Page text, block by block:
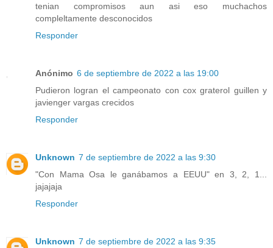
tenian compromisos aun asi eso muchachos
compleltamente desconocidos
Responder
Anónimo 6 de septiembre de 2022 a las 19:00
Pudieron logran el campeonato con cox graterol guillen y
javienger vargas crecidos
Responder
Unknown 7 de septiembre de 2022 a las 9:30
"Con Mama Osa le ganábamos a EEUU" en 3, 2, 1...
jajajaja
Responder
Unknown 7 de septiembre de 2022 a las 9:35